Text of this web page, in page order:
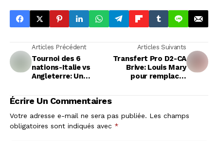
Articles Précédent
Tournoi des 6
nations-Italie vs
Angleterre: Un
transalpin
Articles Suivants
Transfert Pro D2-CA
Brive: Louis Mary
pour remplacer
Écrire Un Commentaires
Votre adresse e-mail ne sera pas publiée. Les champs
obligatoires sont indiqués avec *